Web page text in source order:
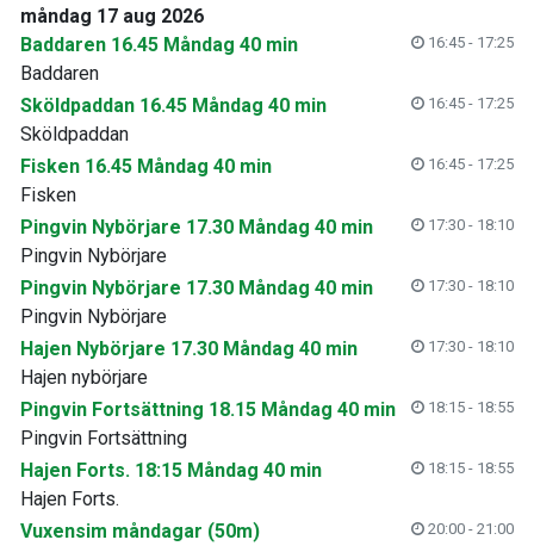
måndag 17 aug 2026
Baddaren 16.45 Måndag 40 min
16:45 - 17:25
Baddaren
Sköldpaddan 16.45 Måndag 40 min
16:45 - 17:25
Sköldpaddan
Fisken 16.45 Måndag 40 min
16:45 - 17:25
Fisken
Pingvin Nybörjare 17.30 Måndag 40 min
17:30 - 18:10
Pingvin Nybörjare
Pingvin Nybörjare 17.30 Måndag 40 min
17:30 - 18:10
Pingvin Nybörjare
Hajen Nybörjare 17.30 Måndag 40 min
17:30 - 18:10
Hajen nybörjare
Pingvin Fortsättning 18.15 Måndag 40 min
18:15 - 18:55
Pingvin Fortsättning
Hajen Forts. 18:15 Måndag 40 min
18:15 - 18:55
Hajen Forts.
Vuxensim måndagar (50m)
20:00 - 21:00